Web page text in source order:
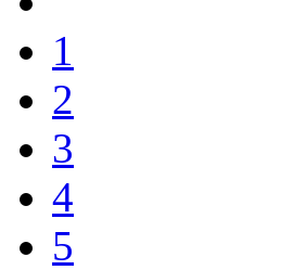
1
2
3
4
5